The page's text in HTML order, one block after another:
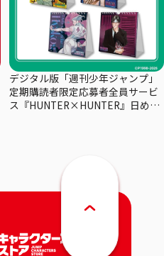
デジタル版「週刊少年ジャンプ」
定期購読者限定応募者全員サービ
ス『HUNTER×HUNTER』日めく